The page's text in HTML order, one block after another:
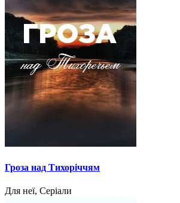
Гроза над Тихоріччям
Для неї, Серіали